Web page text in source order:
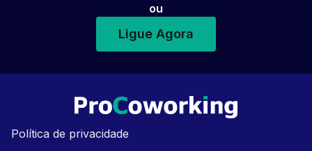
ou
Ligue Agora
Política de privacidade